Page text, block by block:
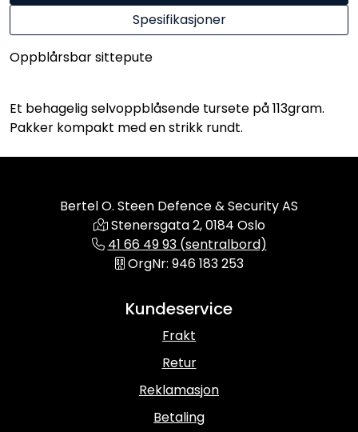
Spesifikasjoner
Oppblårsbar sittepute
Et behagelig selvoppblåsende tursete på 113gram.
Pakker kompakt med en strikk rundt.
Bertel O. Steen Defence & Security AS
Stenersgata 2, 0184 Oslo
41 66 49 93 (sentralbord)
OrgNr: 946 183 253
Kundeservice
Frakt
Retur
Reklamasjon
Betaling